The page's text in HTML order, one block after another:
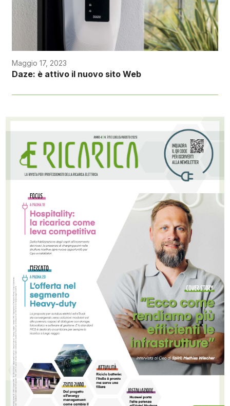
Maggio 17, 2023
Daze: è attivo il nuovo sito Web